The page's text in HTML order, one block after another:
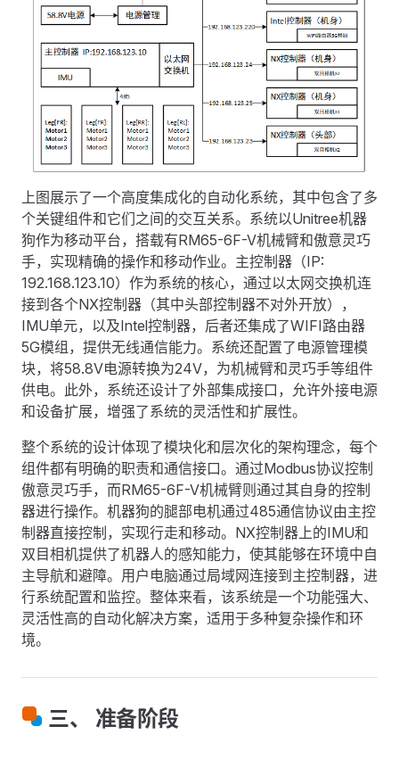
上图展示了一个高度集成化的自动化系统，其中包含了多
个关键组件和它们之间的交互关系。系统以Unitree机器
狗作为移动平台，搭载有RM65-6F-V机械臂和傲意灵巧
手，实现精确的操作和移动作业。主控制器（IP:
192.168.123.10）作为系统的核心，通过以太网交换机连
接到各个NX控制器（其中头部控制器不对外开放），
IMU单元，以及Intel控制器，后者还集成了WIFI路由器
5G模组，提供无线通信能力。系统还配置了电源管理模
块，将58.8V电源转换为24V，为机械臂和灵巧手等组件
供电。此外，系统还设计了外部集成接口，允许外接电源
和设备扩展，增强了系统的灵活性和扩展性。
整个系统的设计体现了模块化和层次化的架构理念，每个
组件都有明确的职责和通信接口。通过Modbus协议控制
傲意灵巧手，而RM65-6F-V机械臂则通过其自身的控制
器进行操作。机器狗的腿部电机通过485通信协议由主控
制器直接控制，实现行走和移动。NX控制器上的IMU和
双目相机提供了机器人的感知能力，使其能够在环境中自
主导航和避障。用户电脑通过局域网连接到主控制器，进
行系统配置和监控。整体来看，该系统是一个功能强大、
灵活性高的自动化解决方案，适用于多种复杂操作和环
境。
三、 准备阶段